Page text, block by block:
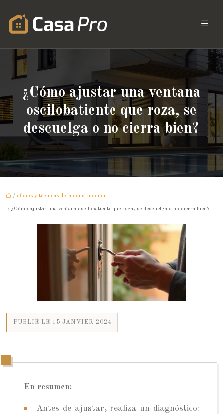
¿Cómo ajustar una ventana
oscilobatiente que roza, se
descuelga o no cierra bien?
/ oficios y técnicas de la construcción
/ ¿Cómo ajustar una ventana oscilobatiente que roza, se descuelga o no cierra bien?
PUBLIÉ LE 15 JANVIER 2024
En resumen:
Antes de ajustar, realiza un diagnóstico: